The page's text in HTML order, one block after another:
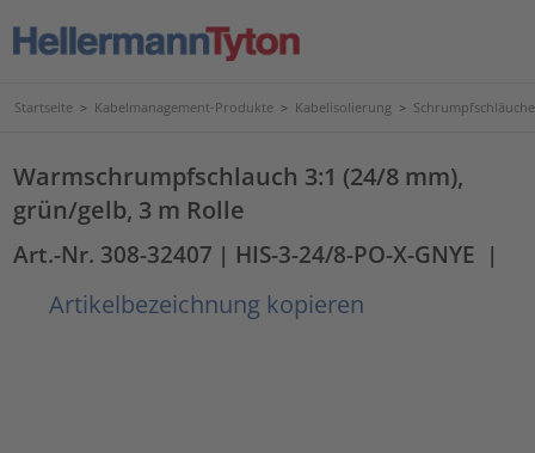
Startseite > Kabelmanagement-Produkte > Kabelisolierung > Schrumpfschläuche
Warmschrumpfschlauch 3:1 (24/8 mm),
grün/gelb, 3 m Rolle
Art.-Nr. 308-32407 | HIS-3-24/8-PO-X-GNYE |
Artikelbezeichnung kopieren